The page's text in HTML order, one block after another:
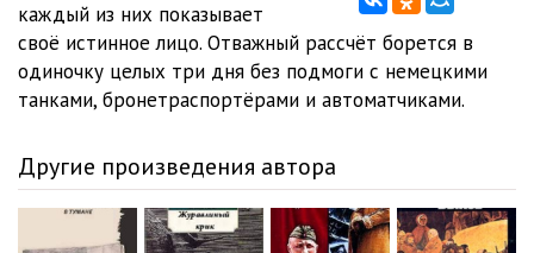
15 Третья ракета 13:23
16 Третья ракета 12:28
18 Третья ракета
19 Третья ракета 12:40
каждый из них показывает
своё истинное лицо. Отважный рассчёт борется в
одиночку целых три дня без подмоги с немецкими
танками, бронетраспортёрами и автоматчиками.
Другие произведения автора